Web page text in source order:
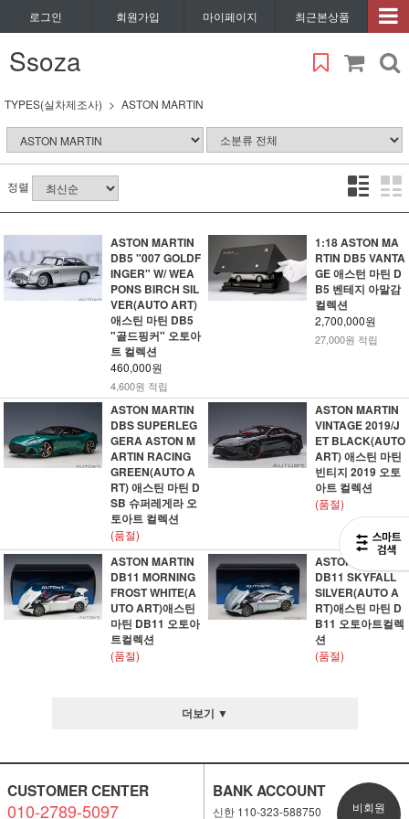
로그인 회원가입 마이페이지 최근본상품
Ssoza
TYPES(실차제조사) ASTON MARTIN
정렬
ASTON MARTIN
DB5 "007 GOLDF
INGER" W/ WEA
PONS BIRCH SIL
VER(AUTO ART)
애스틴 마틴 DB5
"골드핑커" 오토아
트 컬렉션
460,000원
4,600원 적립
1:18 ASTON MA
RTIN DB5 VANTA
GE 애스턴 마틴 D
B5 벤테지 아말감
컬렉션
2,700,000원
27,000원 적립
ASTON MARTIN
DBS SUPERLEG
GERA ASTON M
ARTIN RACING
GREEN(AUTO A
RT) 애스틴 마틴 D
SB 슈퍼레게라 오
토아트 컬렉션
(품절)
ASTON MARTIN
VINTAGE 2019/J
ET BLACK(AUTO
ART) 애스틴 마틴
빈티지 2019 오토
아트 컬렉션
(품절)
ASTON MARTIN
DB11 MORNING
FROST WHITE(A
UTO ART)애스틴
마틴 DB11 오토아
트컬렉션
(품절)
ASTON MARTIN
DB11 SKYFALL
SILVER(AUTO A
RT)애스틴 마틴 D
B11 오토아트컬렉
션
(품절)
더보기 ▼
CUSTOMER CENTER
010-2789-5097
BANK ACCOUNT
신한 110-323-588750
비회원